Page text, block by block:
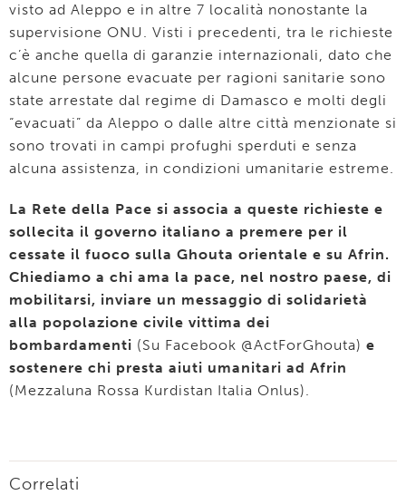
visto ad Aleppo e in altre 7 località nonostante la
supervisione ONU. Visti i precedenti, tra le richieste
c’è anche quella di garanzie internazionali, dato che
alcune persone evacuate per ragioni sanitarie sono
state arrestate dal regime di Damasco e molti degli
“evacuati” da Aleppo o dalle altre città menzionate si
sono trovati in campi profughi sperduti e senza
alcuna assistenza, in condizioni umanitarie estreme.
La Rete della Pace si associa a queste richieste e
sollecita il governo italiano a premere per il
cessate il fuoco sulla Ghouta orientale e su Afrin.
Chiediamo a chi ama la pace, nel nostro paese, di
mobilitarsi, inviare un messaggio di solidarietà
alla popolazione civile vittima dei
bombardamenti (Su Facebook @ActForGhouta) e
sostenere chi presta aiuti umanitari ad Afrin
(Mezzaluna Rossa Kurdistan Italia Onlus).
Correlati